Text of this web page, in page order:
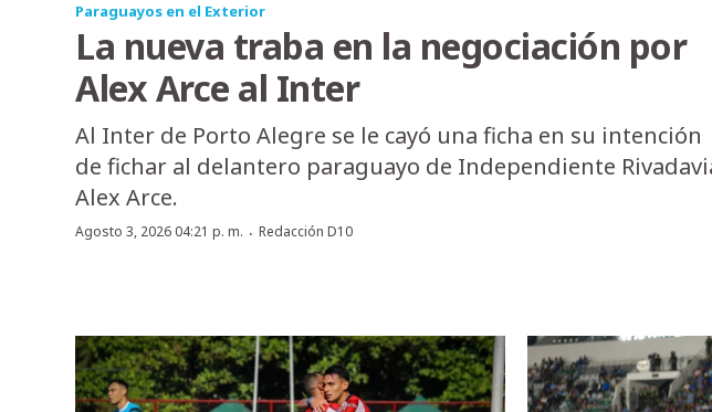
Paraguayos en el Exterior
La nueva traba en la negociación por
Alex Arce al Inter
Al Inter de Porto Alegre se le cayó una ficha en su intención
de fichar al delantero paraguayo de Independiente
Alex Arce.
Agosto 3, 2026 04:21 p. m. · Redacción D10